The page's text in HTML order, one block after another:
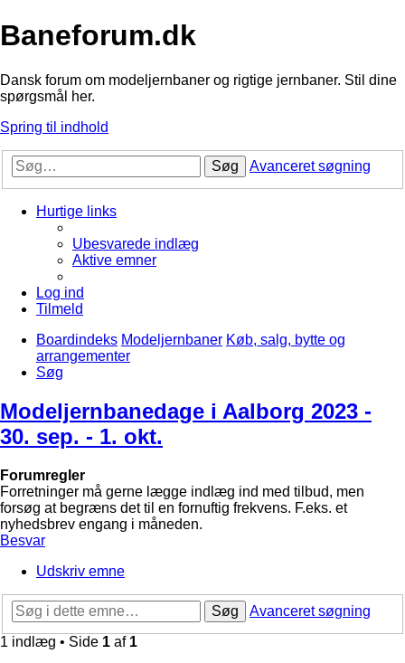
Baneforum.dk
Dansk forum om modeljernbaner og rigtige jernbaner. Stil dine
spørgsmål her.
Spring til indhold
Søg Avanceret søgning
Hurtige links
Ubesvarede indlæg
Aktive emner
Log ind
Tilmeld
Boardindeks Modeljernbaner Køb, salg, bytte og
arrangementer
Søg
Modeljernbanedage i Aalborg 2023 -
30. sep. - 1. okt.
Forumregler
Forretninger må gerne lægge indlæg ind med tilbud, men
forsøg at begræns det til en fornuftig frekvens. F.eks. et
nyhedsbrev engang i måneden.
Besvar
Udskriv emne
Søg
Avanceret søgning
1 indlæg • Side 1 af 1